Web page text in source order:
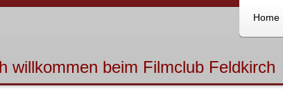
Home
willkommen beim Filmclub Feldkirch